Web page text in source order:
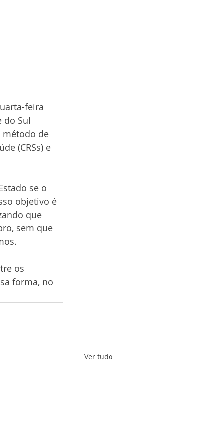
feira
do Sul
método de
(CRSs) e
se o
objetivo é
que
sem que
os
forma, no
Ver tudo